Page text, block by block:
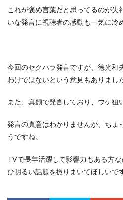
これが褒め言葉だと思ってるのが失
いな発言に視聴者の感動も一気に冷
今回のセクハラ発言ですが、徳光和
わけではないという意見もありました
また、真顔で発言しており、ウケ狙
発言の真意はわかりませんが、ちょ
うですね。
TVで長年活躍して影響力もある方
ひ明るい話題を振りまいてほしいで